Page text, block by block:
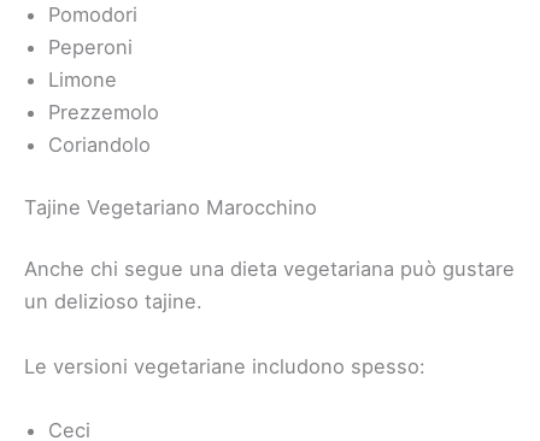
Pomodori
Peperoni
Limone
Prezzemolo
Coriandolo
Tajine Vegetariano Marocchino
Anche chi segue una dieta vegetariana può gustare
un delizioso tajine.
Le versioni vegetariane includono spesso:
Ceci